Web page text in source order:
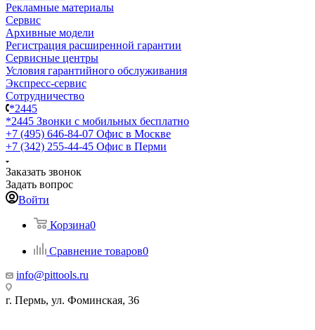
Рекламные материалы
Сервис
Архивные модели
Регистрация расширенной гарантии
Сервисные центры
Условия гарантийного обслуживания
Экспресс-сервис
Сотрудничество
*2445
*2445 Звонки с мобильных бесплатно
+7 (495) 646-84-07 Офис в Москве
+7 (342) 255-44-45 Офис в Перми
Заказать звонок
Задать вопрос
Войти
Корзина0
Сравнение товаров0
info@pittools.ru
г. Пермь, ул. Фоминская, 36